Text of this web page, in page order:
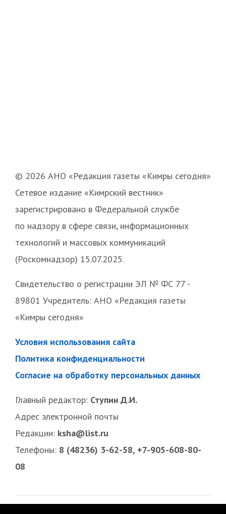
© 2026 АНО «Редакция газеты «Кимры сегодня»
Сетевое издание «Кимрский вестник»
зарегистрировано в Федеральной службе
по надзору в сфере связи, информационных
технологий и массовых коммуникаций
(Роскомнадзор) 15.07.2025.
Свидетельство о регистрации ЭЛ № ФС 77 -
89801 Учредитель: АНО «Редакция газеты
«Кимры сегодня»
Условия использования сайта
Политика конфиденциальности
Согласие на обработку персональных данных
Главный редактор: Ступин Д.И.
Адрес электронной почты
Редакции: ksha@list.ru
Телефоны: 8 (48236) 3-62-58, +7-905-608-80-
08